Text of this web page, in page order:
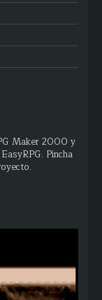
Maker 2000 y
Pincha